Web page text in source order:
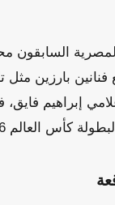
السابقون
فنانين بارزين
إبراهيم
كأس العالم 2026.